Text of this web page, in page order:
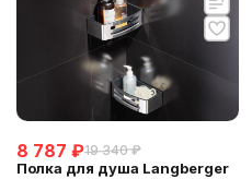
8 787 ₽19 340 ₽
Полка для душа Langberger